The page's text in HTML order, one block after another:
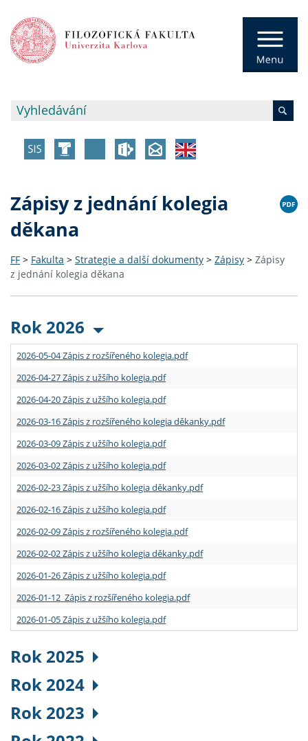
Zápisy z jednání kolegia
děkana
FF > Fakulta > Strategie a další dokumenty > Zápisy > Zápisy
z jednání kolegia děkana
Rok 2026
2026-05-04 Zápis z rozšířeného kolegia.pdf
2026-04-27 Zápis z užšího kolegia.pdf
2026-04-20 Zápis z užšího kolegia.pdf
2026-03-16 Zápis z rozšířeného kolegia děkanky.pdf
2026-03-09 Zápis z užšího kolegia.pdf
2026-03-02 Zápis z užšího kolegia.pdf
2026-02-23 Zápis z užšího kolegia děkanky.pdf
2026-02-16 Zápis z užšího kolegia.pdf
2026-02-09 Zápis z rozšířeného kolegia.pdf
2026-02-02 Zápis z užšího kolegia děkanky.pdf
2026-01-26 Zápis z užšího kolegia.pdf
2026-01-12 Zápis z rozšířeného kolegia.pdf
2026-01-05 Zápis z užšího kolegia.pdf
Rok 2025
Rok 2024
Rok 2023